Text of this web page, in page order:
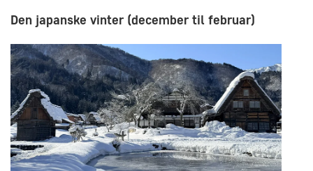
Den japanske vinter (december til februar)